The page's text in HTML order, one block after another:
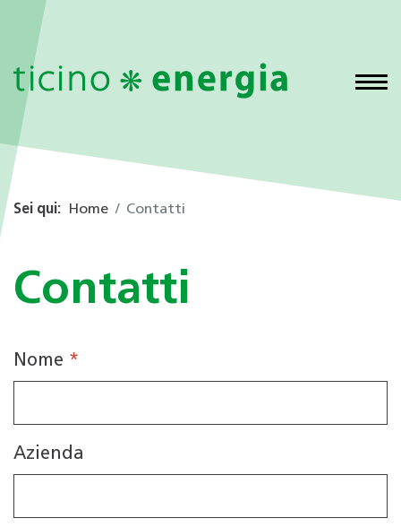
Sei qui: Home Contatti
Contatti
Nome *
Azienda